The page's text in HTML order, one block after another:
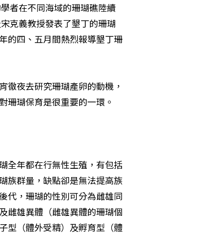
者在不同海域的珊瑚礁陸續
克義教授發表了墾丁的珊瑚
的四、五月間熱烈報導墾丁珊
徹夜去研究珊瑚產卵的動機，
珊瑚保育是很重要的一環。
全年都在行無性生殖，有包括
族群量，缺點卻是無法提高族
代，珊瑚的性別可分為雌雄同
雌雄異體（雌雄異體的珊瑚個
型（體外受精）及孵育型（體